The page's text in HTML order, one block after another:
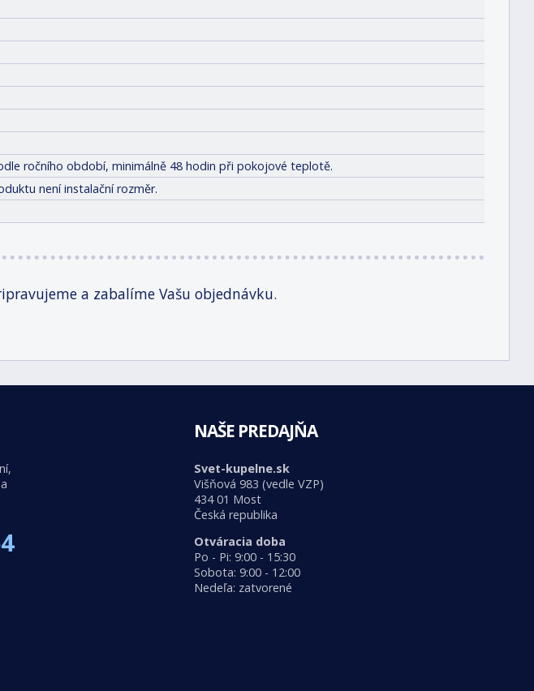
ročního období, minimálně 48 hodin při pokojové teplotě.
není instalační rozměr.
a zabalíme Vašu objednávku.
NAŠE PREDAJŇA
Svet-kupelne.sk
Višňová 983 (vedle VZP)
434 01 Most
Česká republika
Otváracia doba
Po - Pi: 9:00 - 15:30
Sobota: 9:00 - 12:00
Nedeľa: zatvorené